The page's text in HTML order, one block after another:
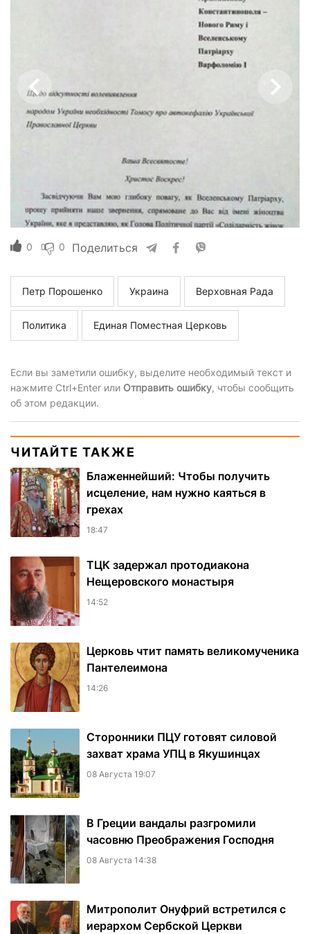
0 0 Поделиться
Петр Порошенко Украина Верховная Рада
Политика Единая Поместная Церковь
Если вы заметили ошибку, выделите необходимый текст и
нажмите Ctrl+Enter или Отправить ошибку, чтобы сообщить
об этом редакции.
ЧИТАЙТЕ ТАКЖЕ
Блаженнейший: Чтобы получить
исцеление, нам нужно каяться в
грехах
18:47
ТЦК задержал протодиакона
Нещеровского монастыря
14:52
Церковь чтит память великомученика
Пантелеимона
14:26
Сторонники ПЦУ готовят силовой
захват храма УПЦ в Якушинцах
08 Августа 19:07
В Греции вандалы разгромили
часовню Преображения Господня
08 Августа 14:38
Митрополит Онуфрий встретился с
иерархом Сербской Церкви